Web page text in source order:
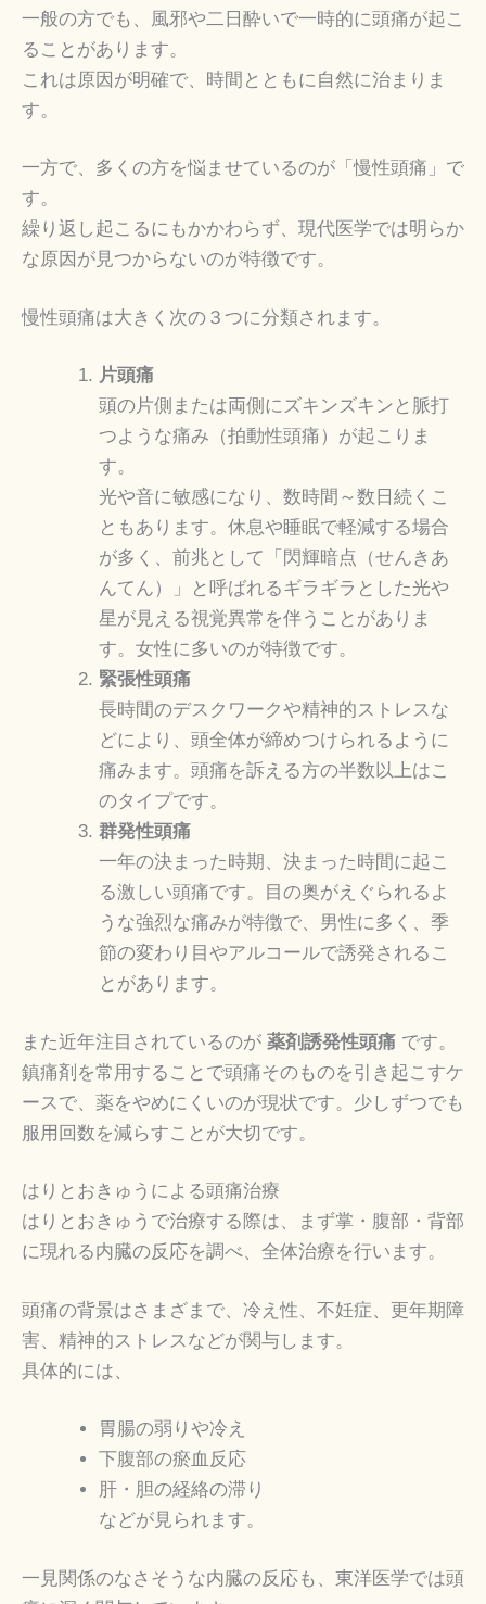
一般の方でも、風邪や二日酔いで一時的に頭痛が起こ
ることがあります。
これは原因が明確で、時間とともに自然に治まりま
す。
一方で、多くの方を悩ませているのが「慢性頭痛」で
す。
繰り返し起こるにもかかわらず、現代医学では明らか
な原因が見つからないのが特徴です。
慢性頭痛は大きく次の３つに分類されます。
片頭痛
頭の片側または両側にズキンズキンと脈打
つような痛み（拍動性頭痛）が起こりま
す。
光や音に敏感になり、数時間～数日続くこ
ともあります。休息や睡眠で軽減する場合
が多く、前兆として「閃輝暗点（せんきあ
んてん）」と呼ばれるギラギラとした光や
星が見える視覚異常を伴うことがありま
す。女性に多いのが特徴です。
緊張性頭痛
長時間のデスクワークや精神的ストレスな
どにより、頭全体が締めつけられるように
痛みます。頭痛を訴える方の半数以上はこ
のタイプです。
群発性頭痛
一年の決まった時期、決まった時間に起こ
る激しい頭痛です。目の奥がえぐられるよ
うな強烈な痛みが特徴で、男性に多く、季
節の変わり目やアルコールで誘発されるこ
とがあります。
また近年注目されているのが 薬剤誘発性頭痛 です。
鎮痛剤を常用することで頭痛そのものを引き起こすケ
ースで、薬をやめにくいのが現状です。少しずつでも
服用回数を減らすことが大切です。
はりとおきゅうによる頭痛治療
はりとおきゅうで治療する際は、まず掌・腹部・背部
に現れる内臓の反応を調べ、全体治療を行います。
頭痛の背景はさまざまで、冷え性、不妊症、更年期障
害、精神的ストレスなどが関与します。
具体的には、
胃腸の弱りや冷え
下腹部の瘀血反応
肝・胆の経絡の滞り
などが見られます。
一見関係のなさそうな内臓の反応も、東洋医学では頭